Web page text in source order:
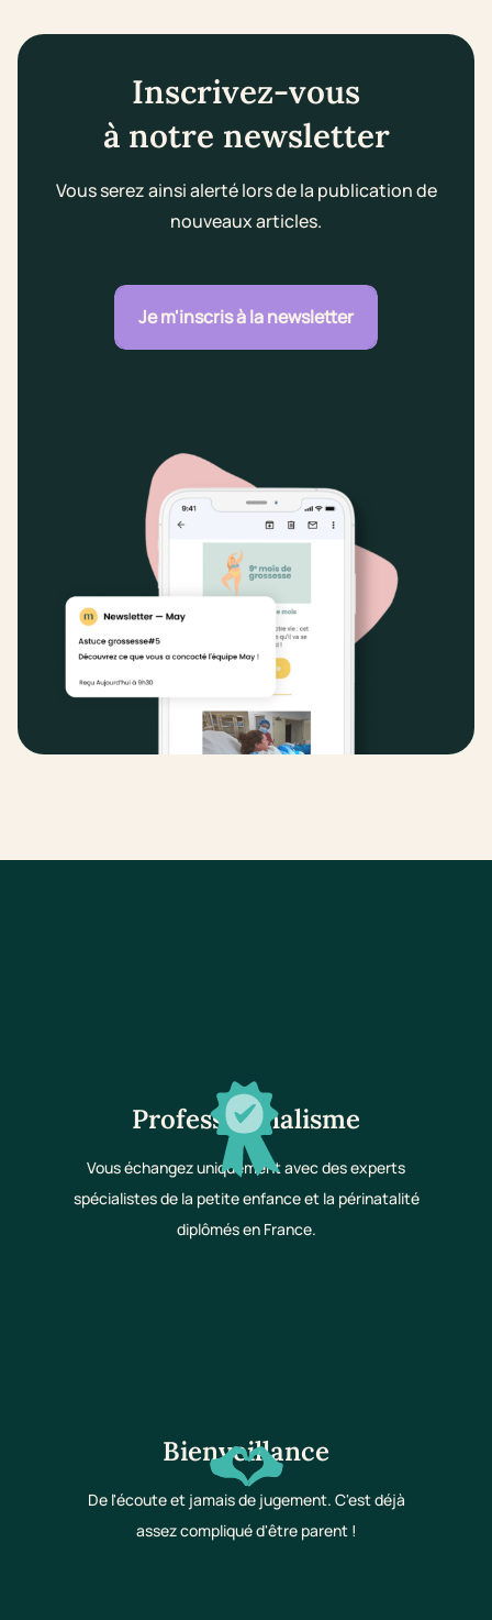
Inscrivez-vous
à notre newsletter
Vous serez ainsi alerté lors de la publication de
nouveaux articles.
Je m'inscris à la newsletter
Professionnalisme
Vous échangez uniquement avec des experts
spécialistes de la petite enfance et la périnatalité
diplômés en France.
Bienveillance
De l'écoute et jamais de jugement. C'est déjà
assez compliqué d'être parent !